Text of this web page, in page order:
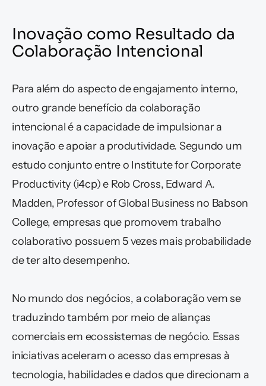
Inovação como Resultado da
Colaboração Intencional
Para além do aspecto de engajamento interno,
outro grande benefício da colaboração
intencional é a capacidade de impulsionar a
inovação e apoiar a produtividade. Segundo um
estudo conjunto entre o Institute for Corporate
Productivity (i4cp) e Rob Cross, Edward A.
Madden, Professor of Global Business no Babson
College, empresas que promovem trabalho
colaborativo possuem 5 vezes mais probabilidade
de ter alto desempenho.
No mundo dos negócios, a colaboração vem se
traduzindo também por meio de alianças
comerciais em ecossistemas de negócio. Essas
iniciativas aceleram o acesso das empresas à
tecnologia, habilidades e dados que direcionam a